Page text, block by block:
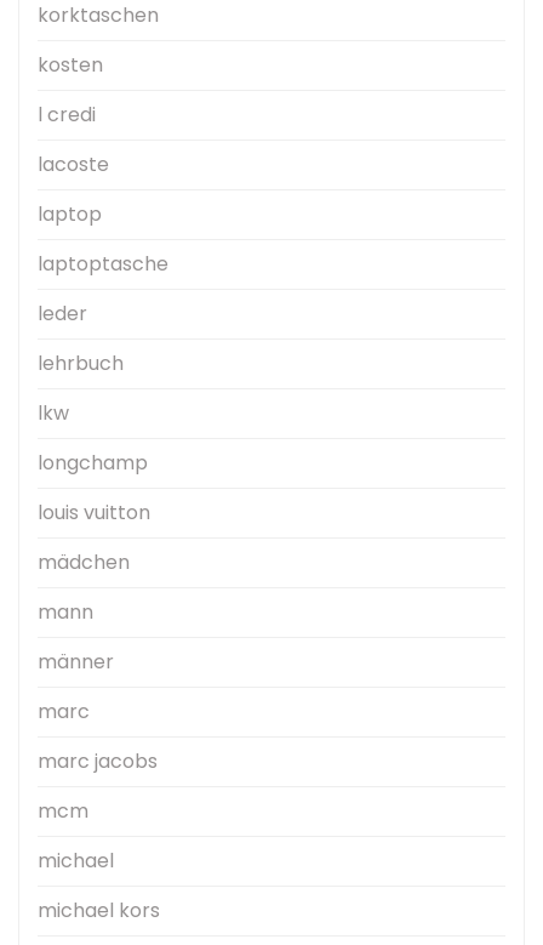
korktaschen
kosten
l credi
lacoste
laptop
laptoptasche
leder
lehrbuch
lkw
longchamp
louis vuitton
mädchen
mann
männer
marc
marc jacobs
mcm
michael
michael kors